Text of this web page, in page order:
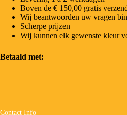
Boven de € 150,00 gratis
Wij beantwoorden uw vragen
Scherpe prijzen
Wij kunnen elk gewenste kleur
Betaald met:
Contact Info